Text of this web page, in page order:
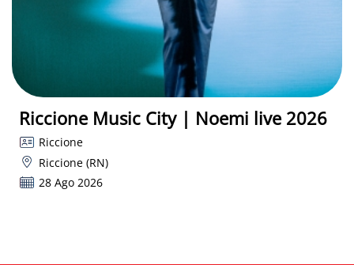
Riccione Music City | Noemi live 2026
Riccione
Riccione (RN)
28 Ago 2026